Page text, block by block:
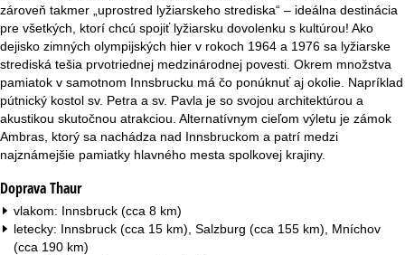
a
zároveň takmer „uprostred lyžiarskeho strediska“ – ideálna destinácia
pre všetkých, ktorí chcú spojiť lyžiarsku dovolenku s kultúrou! Ako
dejisko zimných olympijských hier v rokoch 1964 a 1976 sa lyžiarske
strediská tešia prvotriednej medzinárodnej povesti. Okrem množstva
pamiatok v samotnom Innsbrucku má čo ponúknuť aj okolie. Napríklad
pútnický kostol sv. Petra a sv. Pavla je so svojou architektúrou a
akustikou skutočnou atrakciou. Alternatívnym cieľom výletu je zámok
Ambras, ktorý sa nachádza nad Innsbruckom a patrí medzi
najznámejšie pamiatky hlavného mesta spolkovej krajiny.
Doprava Thaur
vlakom: Innsbruck (cca 8 km)
letecky: Innsbruck (cca 15 km), Salzburg (cca 155 km), Mníchov
(cca 190 km)